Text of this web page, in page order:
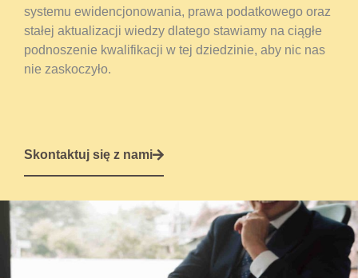
systemu ewidencjonowania, prawa podatkowego oraz
stałej aktualizacji wiedzy dlatego stawiamy na ciągłe
podnoszenie kwalifikacji w tej dziedzinie, aby nic nas
nie zaskoczyło.
Skontaktuj się z nami